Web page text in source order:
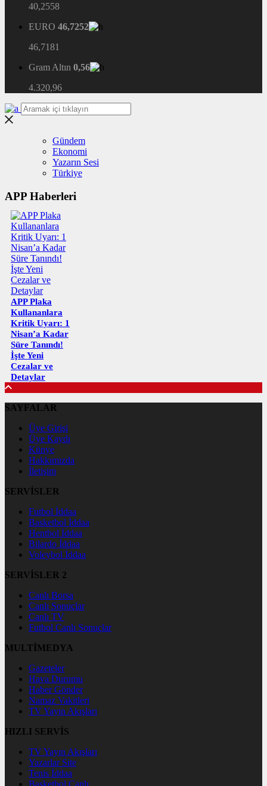
40,2558
EURO 46,7252
46,7181
Gram Altın 0,56
4.320,96
Gündem
Ekonomi
Yazarın Sesi
Türkiye
APP Haberleri
APP Plaka
Kullananlara
Kritik Uyarı: 1
Nisan’a Kadar
Süre Tanındı!
İşte Yeni
Cezalar ve
Detaylar
SAYFALAR
Üye Girişi
Üye Kaydı
Künye
Hakkımızda
İletişim
SERVİSLER
Futbol İddaa
Basketbol İddaa
Hentbol İddaa
Bilardo İddaa
Voleybol İddaa
SERVİSLER 2
Canlı Borsa
Canlı Sonuçlar
Canlı TV
Futbol Canlı Sonuçlar
MULTİMEDYA
Gazeteler
Hava Durumu
Haber Gönder
Namaz Vakitleri
TV Yayın Akışları
HIZLI SERVİS
TV Yayın Akışları
Yazarlar Site
Tenis İddaa
Basketbol Canlı